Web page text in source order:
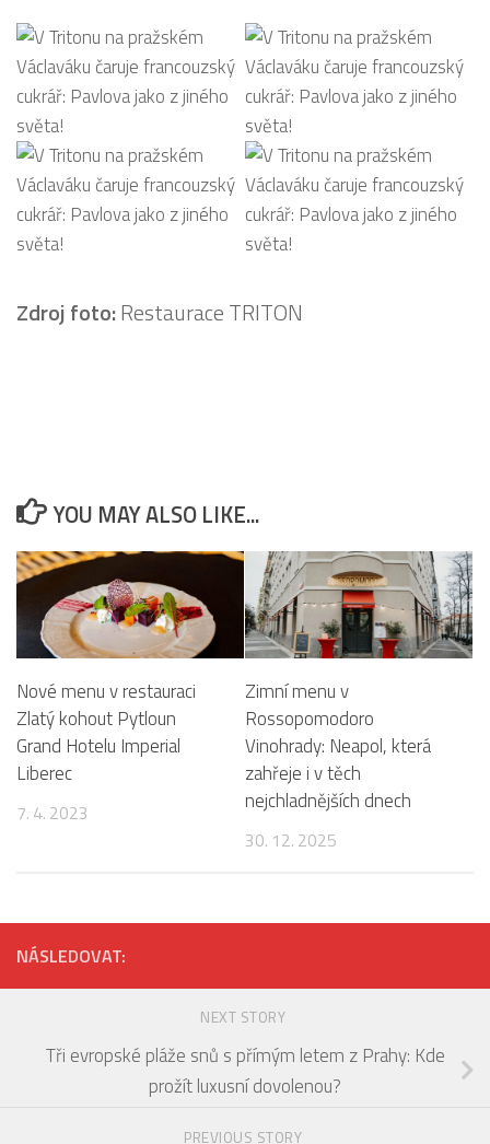
Zdroj foto:Restaurace TRITON
YOU MAY ALSO LIKE...
Nové menu v restauraci
Zlatý kohout Pytloun
Grand Hotelu Imperial
Liberec
7. 4. 2023
Zimní menu v
Rossopomodoro
Vinohrady: Neapol, která
zahřeje i v těch
nejchladnějších dnech
30. 12. 2025
NÁSLEDOVAT:
NEXT STORY
Tři evropské pláže snů s přímým letem z Prahy: Kde
prožít luxusní dovolenou?
PREVIOUS STORY